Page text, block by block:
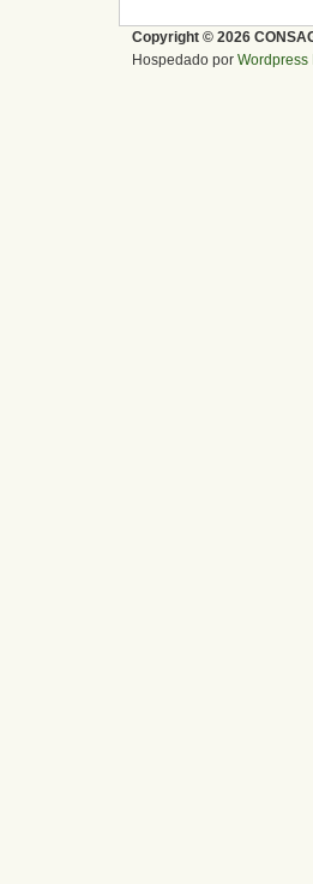
Copyright © 2026
Hospedado por Wordpress